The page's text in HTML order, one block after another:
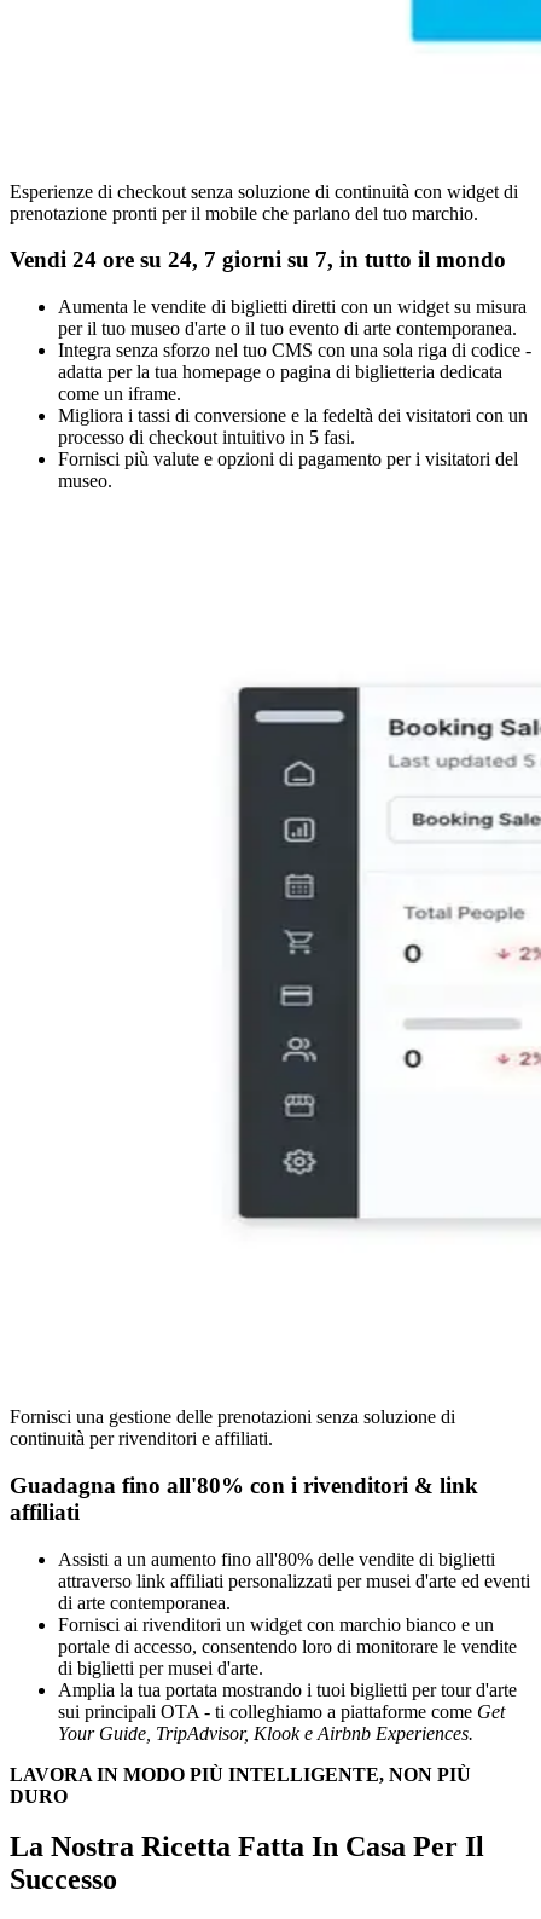
Esperienze di checkout senza soluzione di continuità con widget di
prenotazione pronti per il mobile che parlano del tuo marchio.
Vendi 24 ore su 24, 7 giorni su 7, in tutto il mondo
Aumenta le vendite di biglietti diretti con un widget su misura
per il tuo museo d'arte o il tuo evento di arte contemporanea.
Integra senza sforzo nel tuo CMS con una sola riga di codice -
adatta per la tua homepage o pagina di biglietteria dedicata
come un iframe.
Migliora i tassi di conversione e la fedeltà dei visitatori con un
processo di checkout intuitivo in 5 fasi.
Fornisci più valute e opzioni di pagamento per i visitatori del
museo.
Fornisci una gestione delle prenotazioni senza soluzione di
continuità per rivenditori e affiliati.
Guadagna fino all'80% con i rivenditori & link
affiliati
Assisti a un aumento fino all'80% delle vendite di biglietti
attraverso link affiliati personalizzati per musei d'arte ed eventi
di arte contemporanea.
Fornisci ai rivenditori un widget con marchio bianco e un
portale di accesso, consentendo loro di monitorare le vendite
di biglietti per musei d'arte.
Amplia la tua portata mostrando i tuoi biglietti per tour d'arte
sui principali OTA - ti colleghiamo a piattaforme come Get
Your Guide, TripAdvisor, Klook e Airbnb Experiences.
LAVORA IN MODO PIÙ INTELLIGENTE, NON PIÙ
DURO
La Nostra Ricetta Fatta In Casa Per Il
Successo